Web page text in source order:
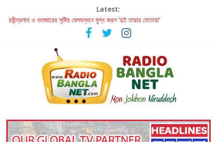
Latest:
হাওয়া বদলের টলিউডে ‘তুমি এলে তাই’
রবীন্দ্রনাথ ও গুলজারের সৃষ্টির মেলবন্ধনে মুগ্ধ করল ‘দুই তারার দোতারা’
কলের গান থেকে রীলস্ — বাঙালির গান শোনার বিবর্তনের গল্প
জগন্নাথমঙ্গলম্ — বাংলায় প্রথমবার মঞ্চে এবার রথযাত্রার উদযাপন
Retribution: A Thought-Provoking Short Film That Challenges
Our Understanding of Justice